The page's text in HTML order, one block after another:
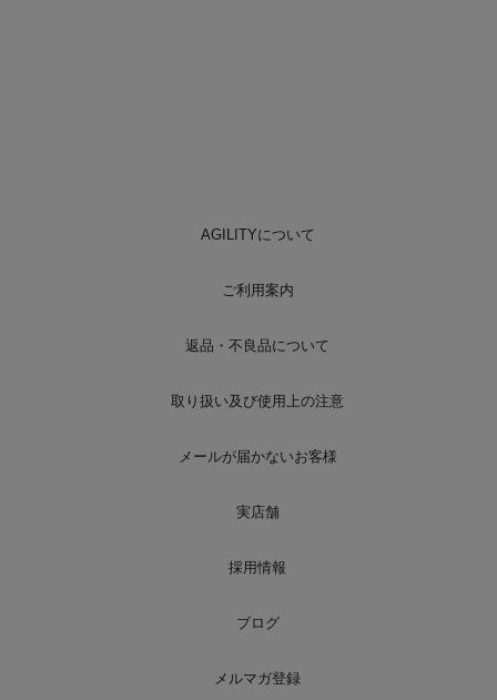
AGILITYについて
ご利用案内
返品・不良品について
取り扱い及び使用上の注意
メールが届かないお客様
実店舗
採用情報
ブログ
メルマガ登録